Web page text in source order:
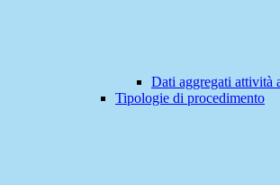
Dati aggregati attività
Tipologie di procedimento